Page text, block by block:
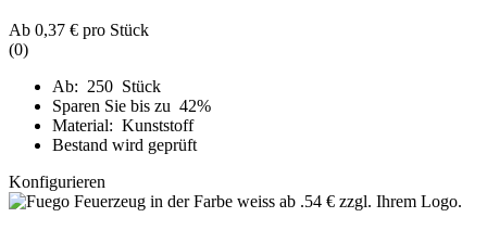
Ab 0,37 € pro Stück
(0)
Ab: 250 Stück
Sparen Sie bis zu 42%
Material: Kunststoff
Bestand wird geprüft
Konfigurieren